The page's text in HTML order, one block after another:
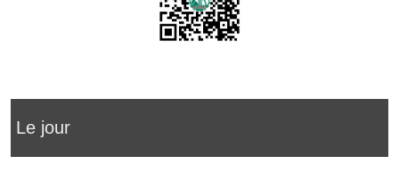
Le jour